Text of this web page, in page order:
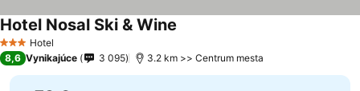
3 Počet hviezdičiek
Hotel
Hotel Nosal Ski & Wine
8,6 Vynikajúce 3 095 3.2 km >> Centrum mesta